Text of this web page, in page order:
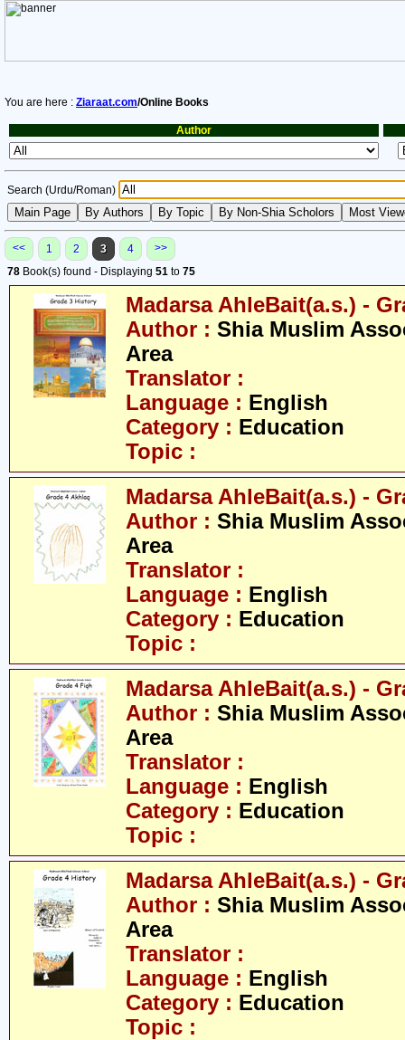
You are here : Ziaraat.com/Online Books
Author
Search (Urdu/Roman)
<< 1 2 3 4
>>
78 Book(s) found - Displaying 51 to 75
Madarsa AhleBait(a.s.) -
Author : Shia Muslim
Area
Translator :
Language : English
Category : Education
Topic :
Madarsa AhleBait(a.s.) -
Author : Shia Muslim
Area
Translator :
Language : English
Category : Education
Topic :
Madarsa AhleBait(a.s.) -
Author : Shia Muslim
Area
Translator :
Language : English
Category : Education
Topic :
Madarsa AhleBait(a.s.) -
Author : Shia Muslim
Area
Translator :
Language : English
Category : Education
Topic :